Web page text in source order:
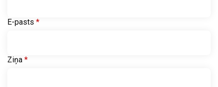
E-pasts *
Ziņa *